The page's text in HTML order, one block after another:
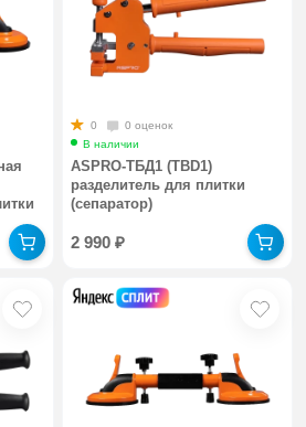
0
0 оценок
В наличии
ASPRO-ТБД1 (TBD1)
разделитель для плитки
(сепаратор)
2 990₽